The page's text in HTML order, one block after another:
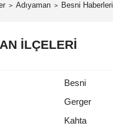
Adıyaman Besni Haberleri
İLÇELERI
Besni
Gerger
Kahta